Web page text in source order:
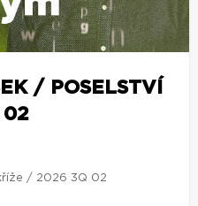
/ POSELSTVÍ
02
/ 2026 3Q 02